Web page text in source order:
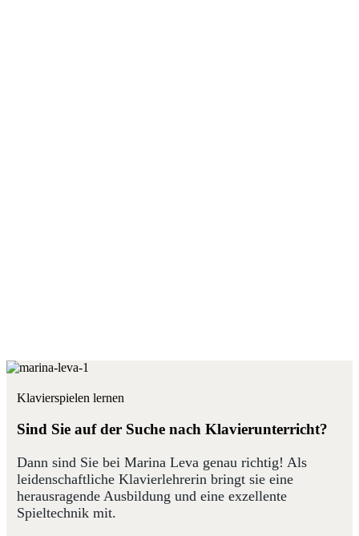
Klavierspielen lernen
Sind Sie auf der Suche nach Klavierunterricht?
Dann sind Sie bei Marina Leva genau richtig! Als
leidenschaftliche Klavierlehrerin bringt sie eine
herausragende Ausbildung und eine exzellente
Spieltechnik mit.